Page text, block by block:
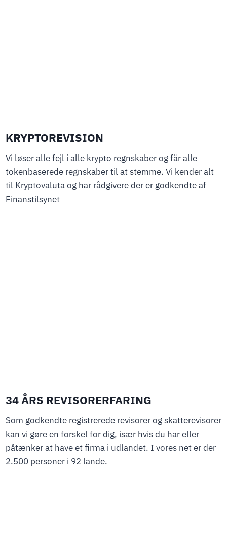
KRYPTOREVISION
Vi løser alle fejl i alle krypto regnskaber og får alle
tokenbaserede regnskaber til at stemme. Vi kender alt
til Kryptovaluta og har rådgivere der er godkendte af
Finanstilsynet
34 ÅRS REVISORERFARING
Som godkendte registrerede revisorer og skatterevisorer
kan vi gøre en forskel for dig, især hvis du har eller
påtænker at have et firma i udlandet. I vores net er der
2.500 personer i 92 lande.